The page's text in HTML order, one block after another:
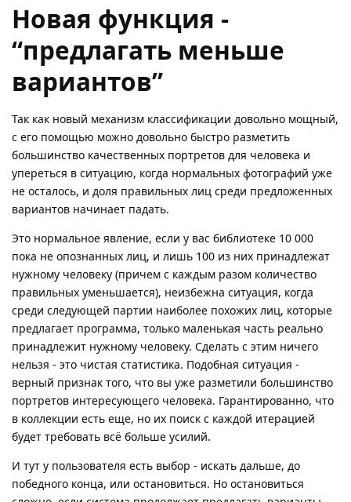
Новая функция -
“предлагать меньше
вариантов”
Так как новый механизм классификации довольно мощный,
с его помощью можно довольно быстро разметить
большинство качественных портретов для человека и
упереться в ситуацию, когда нормальных фотографий уже
не осталось, и доля правильных лиц среди предложенных
вариантов начинает падать.
Это нормальное явление, если у вас библиотеке 10 000
пока не опознанных лиц, и лишь 100 из них принадлежат
нужному человеку (причем с каждым разом количество
правильных уменьшается), неизбежна ситуация, когда
среди следующей партии наиболее похожих лиц, которые
предлагает программа, только маленькая часть реально
принадлежит нужному человеку. Сделать с этим ничего
нельзя - это чистая статистика. Подобная ситуация -
верный признак того, что вы уже разметили большинство
портретов интересующего человека. Гарантированно, что
в коллекции есть еще, но их поиск с каждой итерацией
будет требовать всё больше усилий.
И тут у пользователя есть выбор - искать дальше, до
победного конца, или остановиться. Но остановиться